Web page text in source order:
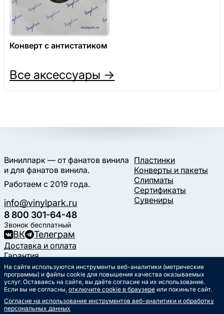
Конверт с антистатиком
Все аксессуары →
Винилпарк — от фанатов винила
и для фанатов винила.
Работаем с 2019 года.
info@vinylpark.ru
8 800 301-64-48
Звонок бесплатный
ВК Телеграм
Пластинки
Конверты и пакеты
Слипматы
Сертификаты
Сувениры
Доставка и оплата
Гарантия
Контакты
Статьи
Музыкальный календарь
Публичная оферта
На сайте используются инструменты веб-аналитики (метрические
программы) и файлы cookie для повышения качества оказываемых
услуг. Оставаясь на сайте, вы даёте согласие на их использование.
Если вы не согласны, отключите cookie в браузере или покиньте сайт.
Согласие на использование инструментов веб-аналитики и обработку
персональных данных